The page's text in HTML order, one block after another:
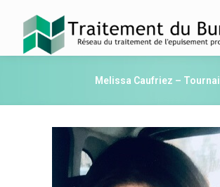
Melissa Caufriez – Tournai